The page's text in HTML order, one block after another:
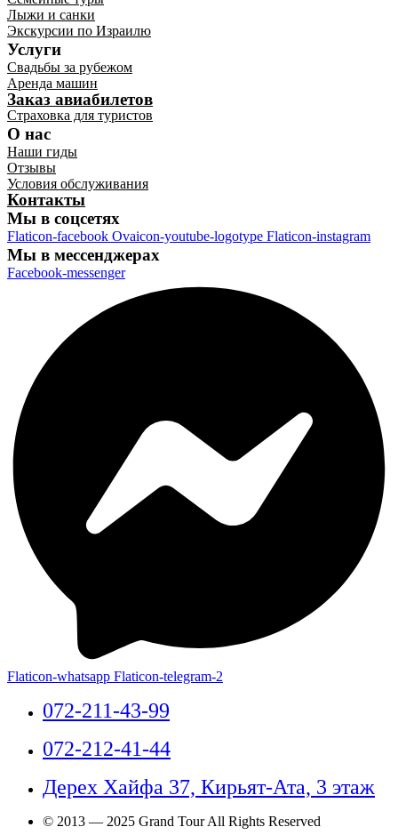
Лыжи и санки
Экскурсии по Израилю
Услуги
Свадьбы за рубежом
Аренда машин
Заказ авиабилетов
Страховка для туристов
О нас
Наши гиды
Отзывы
Условия обслуживания
Контакты
Мы в соцсетях
Flaticon-facebook Ovaicon-youtube-logotype Flaticon-instagram
Мы в мессенджерах
Facebook-messenger
Flaticon-whatsapp Flaticon-telegram-2
072-211-43-99
072-212-41-44
Дерех Хайфа 37, Кирьят-Ата, 3 этаж
© 2013 — 2025 Grand Tour All Rights Reserved